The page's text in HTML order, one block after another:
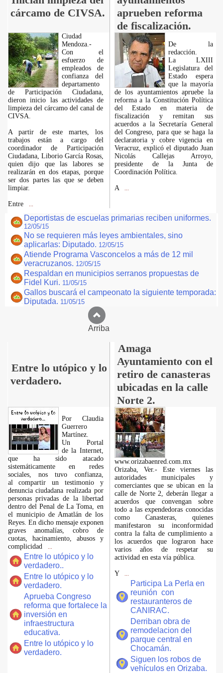
cárcamo de CIVSA.
aprueben reforma
de fiscalización.
Ciudad
Mendoza.-
Con el
esfuerzo de
empleados de
confianza del
departamento
de Participación Ciudadana,
dieron inicio las actividades de
limpieza del cárcamo del canal de
CIVSA.
A partir de este martes, los
trabajos están a cargo del
coordinador de Participación
Ciudadana, Liborio García Rosas,
quien dijo que las labores se
realizarán en dos etapas, porque
ser dos partes las que se deben
limpiar.
Entre
De la
redacción.
La LXIII
Legislatura del
Estado espera
que la mayoría
de los ayuntamientos apruebe la
reforma a la Constitución Política
del Estado en materia de
fiscalización y remitan sus
acuerdos a la Secretaría General
del Congreso, para que se haga la
declaratoria y cobre vigencia en
Veracruz, explicó el diputado Juan
Nicolás Callejas Arroyo,
presidente de la Junta de
Coordinación Política.
A
Deportistas de escuelas primarias reciben uniformes.
12/05/15
No se requieren más leyes ambientales, sino
aplicarlas: Diputado. 12/05/15
Atiende Programa Vasconcelos a más de 12 mil
veracruzanos. 12/05/15
Respaldan en municipios serranos propuestas de
Fidel Kuri. 11/05/15
Gallos buscará el campeonato la siguiente temporada:
Diputada. 11/05/15
Arriba
Entre lo utópico y lo
verdadero.
Amaga
Ayuntamiento con el
retiro de canasteras
ubicadas en la calle
Norte 2.
Por Claudia
Guerrero
Martínez.
​Un Portal
de la Internet,
que ha sido atacado
sistemáticamente en redes
sociales, nos tuvo confianza,
al compartir un testimonio y
denuncia ciudadana realizada por
personas privadas de la libertad
dentro del Penal de La Toma, en
el municipio de Amatlán de los
Reyes. En dicho mensaje exponen
graves anomalías, cobro de
cuotas, hacinamiento, abusos y
complicidad
Entre lo utópico y lo
verdadero..
Entre lo utópico y lo
verdadero.
Aprueba Congreso
reforma que fortalece la
inversión en
infraestructura
educativa.
Entre lo utópico y lo
verdadero.
www.orizabaenred.com.mx
Orizaba, Ver.- Este viernes las
autoridades municipales y
comerciantes que se ubican en la
calle de Norte 2, deberán llegar a
acuerdos que convengan sobre
todo a las expendedoras conocidas
como Canasteras, quienes
manifestaron su inconformidad
contra la falta de cumplimiento a
los acuerdos que lograron hace
varios años de respetar su
actividad en esta vía pública.
Y
Participa La Perla en
reunión con
restauranteros de
CANIRAC.
Derriban obra de
remodelacion del
parque central en
Chocamán.
Siguen los robos de
vehículos en Orizaba.